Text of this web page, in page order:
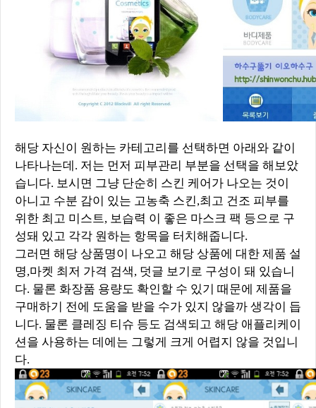
해당 자신이 원하는 카테고리를 선택하면 아래와 같이
나타나는데. 저는 먼저 피부관리 부분을 선택을 해보았
습니다. 보시면 그냥 단순히 스킨 케어가 나오는 것이
아니고 수분 감이 있는 고농축 스킨,최고 건조 피부를
위한 최고 미스트, 보습력 이 좋은 마스크 팩 등으로 구
성돼 있고 각각 원하는 항목을 터치해줍니다.
그러면 해당 상품명이 나오고 해당 상품에 대한 제품 설
명,마켓 최저 가격 검색, 덧글 보기로 구성이 돼 있습니
다. 물론 화장품 용량도 확인할 수 있기 때문에 제품을
구매하기 전에 도움을 받을 수가 있지 않을까 생각이 듭
니다. 물론 클레징 티슈 등도 검색되고 해당 애플리케이
션을 사용하는 데에는 그렇게 크게 어렵지 않을 것입니
다.